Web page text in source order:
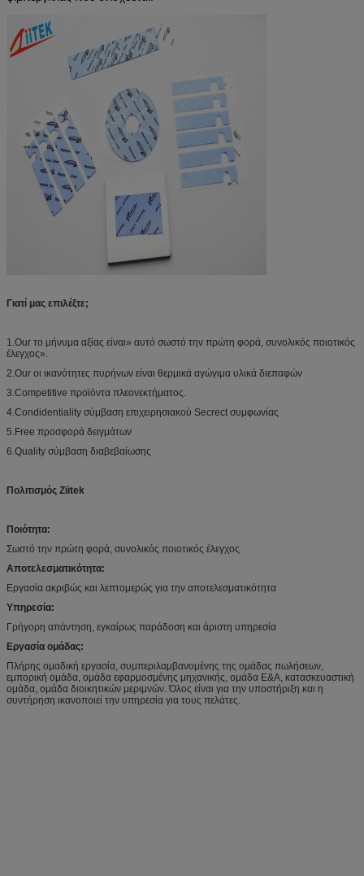
Γιατί μας επιλέξτε;
1.Our το μήνυμα αξίας είναι» αυτό σωστό την πρώτη φορά, συνολικός ποιοτικός
έλεγχος».
2.Our οι ικανότητες πυρήνων είναι θερμικά αγώγιμα υλικά διεπαφών
3.Competitive προϊόντα πλεονεκτήματος.
4.Condidentiality σύμβαση επιχειρησιακού Secrect συμφωνίας
5.Free προσφορά δειγμάτων
6.Quality σύμβαση διαβεβαίωσης
Πολιτισμός Ziitek
Ποιότητα:
Σωστό την πρώτη φορά, συνολικός ποιοτικός έλεγχος
Αποτελεσματικότητα:
Εργασία ακριβώς και λεπτομερώς για την αποτελεσματικότητα
Υπηρεσία:
Γρήγορη απάντηση, εγκαίρως παράδοση και άριστη υπηρεσία
Εργασία ομάδας:
Πλήρης ομαδική εργασία, συμπεριλαμβανομένης της ομάδας πωλήσεων,
εμπορική ομάδα, ομάδα εφαρμοσμένης μηχανικής, ομάδα Ε&Α, κατασκευαστική
ομάδα, ομάδα διοικητικών μεριμνών. Όλος είναι για την υποστήριξη και η
συντήρηση ικανοποιεί την υπηρεσία για τους πελάτες.